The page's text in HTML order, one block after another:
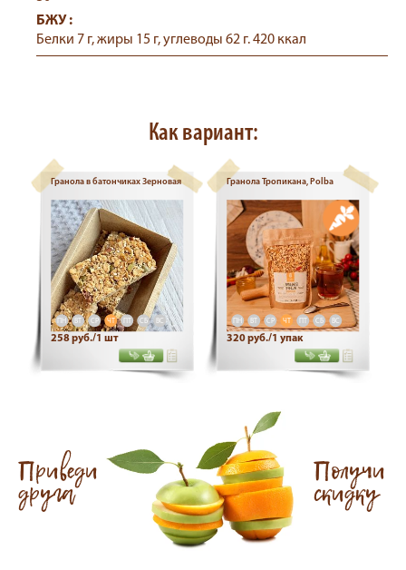
Гранола в батончиках Зерновая
ПН ВТ СР ЧТ ПТ СБ ВС
258 руб./1 шт
Гранола Тропикана, Polba
ПН ВТ СР ЧТ ПТ СБ ВС
320 руб./1 упак
Приведи
друга
Получи
скидку